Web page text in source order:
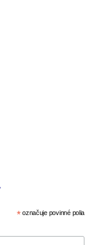
*označuje povinné polia